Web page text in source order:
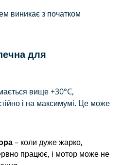
виникає з початком
для
вище +30°C,
і на максимумі. Це може
– коли дуже жарко,
працює, і мотор може не